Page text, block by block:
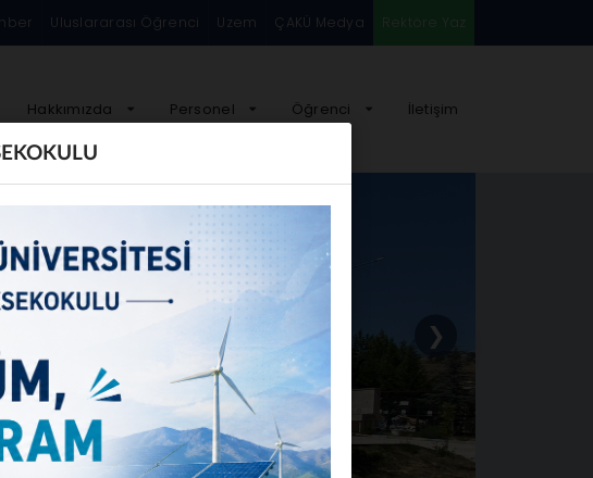
Uluslararası Öğrenci Uzem ÇAKÜ Medya Rektöre Yaz
Hakkımızda Personel Öğrenci İletişim
❯